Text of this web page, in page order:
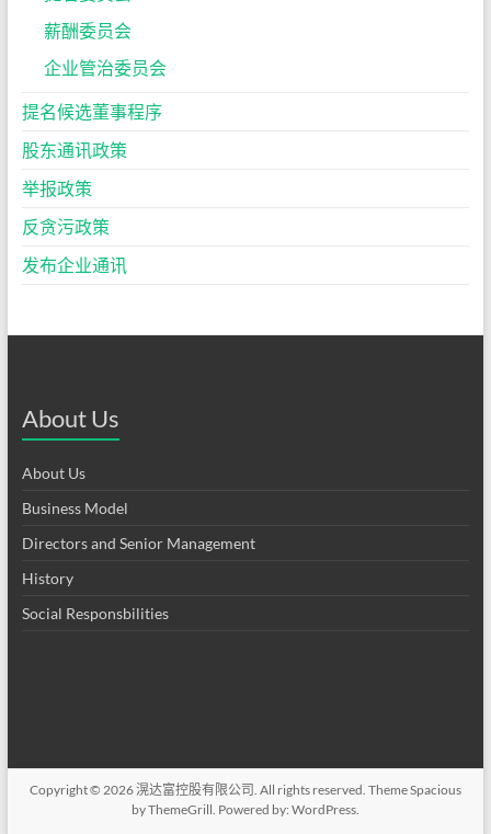
薪酬委员会
企业管治委员会
提名候选董事程序
股东通讯政策
举报政策
反贪污政策
发布企业通讯
About Us
About Us
Business Model
Directors and Senior Management
History
Social Responsbilities
Copyright © 2026滉达富控股有限公司 . All rights reserved. ThemeSpacious
by ThemeGrill. Powered by: WordPress.